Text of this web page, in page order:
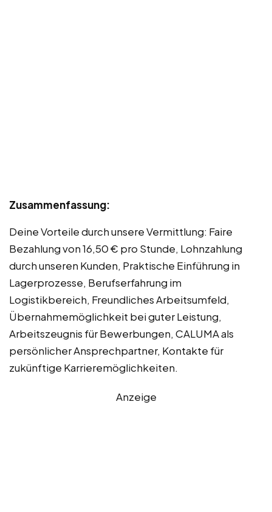
Zusammenfassung:
Deine Vorteile durch unsere Vermittlung: Faire
Bezahlung von 16,50 € pro Stunde, Lohnzahlung
durch unseren Kunden, Praktische Einführung in
Lagerprozesse, Berufserfahrung im
Logistikbereich, Freundliches Arbeitsumfeld,
Übernahmemöglichkeit bei guter Leistung,
Arbeitszeugnis für Bewerbungen, CALUMA als
persönlicher Ansprechpartner, Kontakte für
zukünftige Karrieremöglichkeiten.
Anzeige